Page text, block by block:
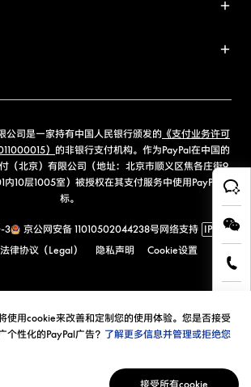
公司是一家持有中国人民银行颁发的 《支付业务许可
） 的非银行支付机构。作为PayPal在中国的
（北京）有限公司（地址：北京市顺义区焦各庄街9
内10层1005室）被授权在其支付服务中使用PayPal商
标。
-3 京公网安备 11010502044238号网络支持 IPv6
法律协议（Legal） 隐私声明 Cookie设置
使用cookie来改善和定制您的使用体验。您是否接受
性化的PayPal广告？ 了解更多信息并管理或拒绝您
接受所有cookie